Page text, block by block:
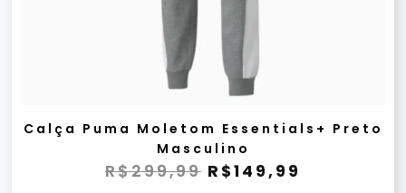
Calça Puma Moletom Essentials+ Preto
Masculino
R$299,99 R$149,99